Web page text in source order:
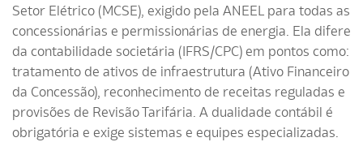
Setor Elétrico (MCSE), exigido pela ANEEL para todas as
concessionárias e permissionárias de energia. Ela difere
da contabilidade societária (IFRS/CPC) em pontos como:
tratamento de ativos de infraestrutura (Ativo Financeiro
da Concessão), reconhecimento de receitas reguladas e
provisões de Revisão Tarifária. A dualidade contábil é
obrigatória e exige sistemas e equipes especializadas.